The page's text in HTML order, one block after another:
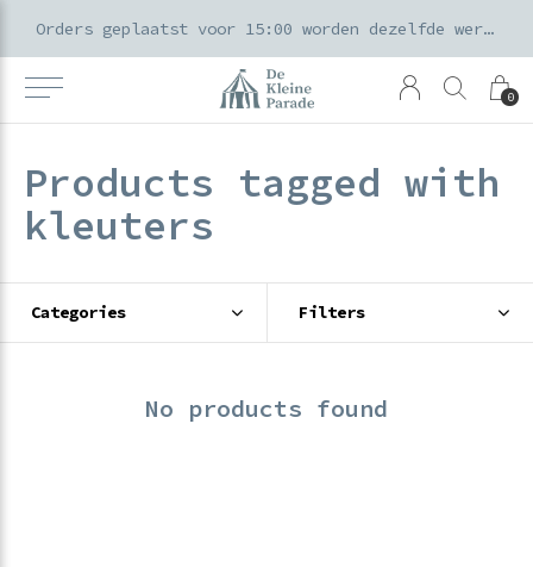
0
Orders geplaatst voor 15:00 worden dezelfde werkdag verzonden
Products tagged with
kleuters
Categories Filters
No products found